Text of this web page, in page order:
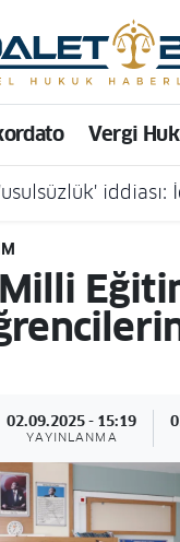
Vergi
iddiası: İdari
02.09.2025 - 15:19
YAYINLANMA
Durumu ve
Haberleri